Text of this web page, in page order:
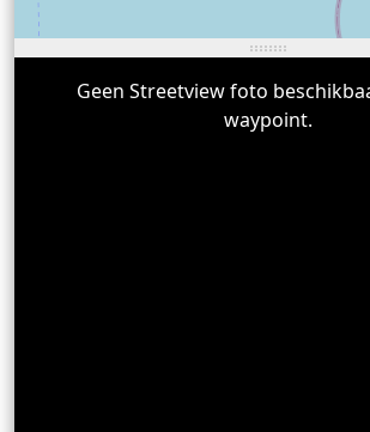
Geen Streetview foto
waypoint.